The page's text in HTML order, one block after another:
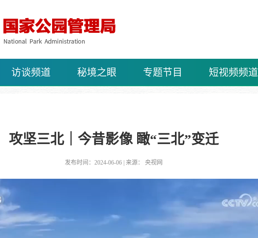
访谈频道 秘境之眼 专题节目 短视频频道
攻坚三北｜今昔影像 瞰“三北”变迁
发布时间：2024-06-06 | 来源： 央视网